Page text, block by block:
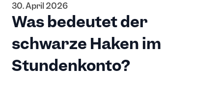
30. April 2026
Was bedeutet der
schwarze Haken im
Stundenkonto?